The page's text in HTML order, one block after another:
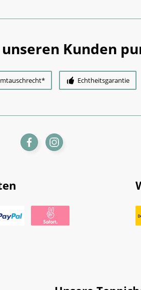
Kunden
Echtheitsgarantie